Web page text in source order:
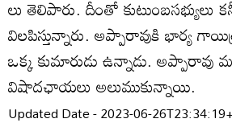
లు తెలిపారు. దీంతో కుటుంబసభ్యులు
విలపిస్తున్నారు. అప్పారావుకి భార్య
ఒక్క కుమారుడు ఉన్నాడు.
విషాదఛాయలు అలుముకున్నాయి.
Updated Date - 2023-06-